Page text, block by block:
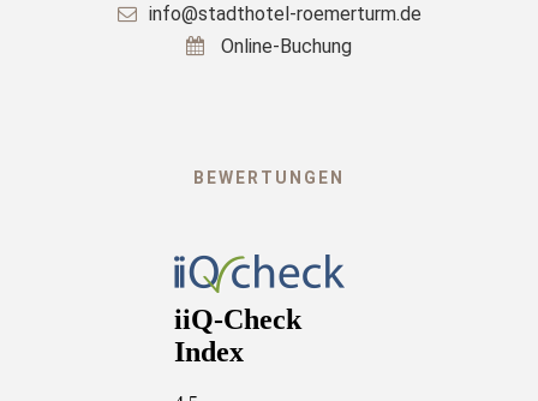
info@stadthotel-roemerturm.de
Online-Buchung
BEWERTUNGEN